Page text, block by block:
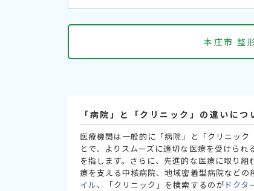
本庄市 整
「病院」と「クリニック」の違いにつ
医療機関は一般的に「病院」と「クリニッ
とで、よりスムーズに適切な医療を受けら
を指します。さらに、先進的な医療に取り
療を支える中核病院、地域密着型病院など
イル、「クリニック」を検索するのが ドクタ